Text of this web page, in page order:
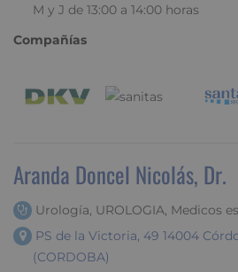
M y J de 13:00 a 14:00 horas
Compañías
Aranda Doncel Nicolás, Dr.
Urología, UROLOGIA, Medicos
PS de la Victoria, 49 14004
(CORDOBA)